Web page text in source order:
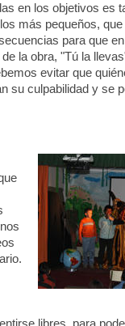
en los objetivos es
más pequeños,
para que
la obra, "Tú la
evitar que
su culpabilidad y se
libres, para